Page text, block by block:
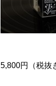
5,800円（税抜